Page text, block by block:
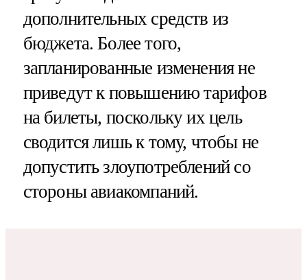
дополнительных средств из
бюджета. Более того,
запланированные изменения не
приведут к повышению тарифов
на билеты, поскольку их цель
сводится лишь к тому, чтобы не
допустить злоупотреблений со
стороны авиакомпаний.